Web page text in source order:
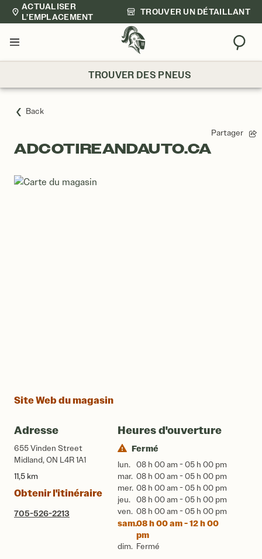
ACTUALISER
L’EMPLACEMENT
TROUVER UN DÉTAILLANT
Menu
TROUVER DES PNEUS
Back
Partager
ADCOTIREANDAUTO.CA
Site Web du magasin
Adresse
655 Vinden Street
Midland, ON L4R 1A1
11,5 km
Obtenir l'itinéraire
705-526-2213
Heures d'ouverture
Fermé
lun.
08 h 00 am - 05 h 00 pm
mar. 08 h 00 am - 05 h 00 pm
mer. 08 h 00 am - 05 h 00 pm
jeu.
08 h 00 am - 05 h 00 pm
ven. 08 h 00 am - 05 h 00 pm
sam.08 h 00 am - 12 h 00
pm
dim. Fermé